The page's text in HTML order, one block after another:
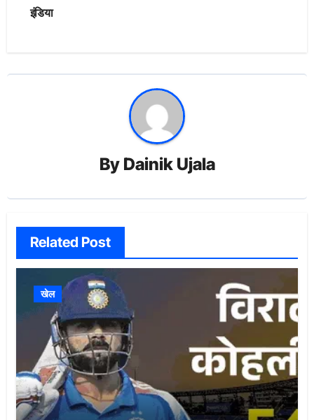
इंडिया
By Dainik Ujala
Related Post
खेल